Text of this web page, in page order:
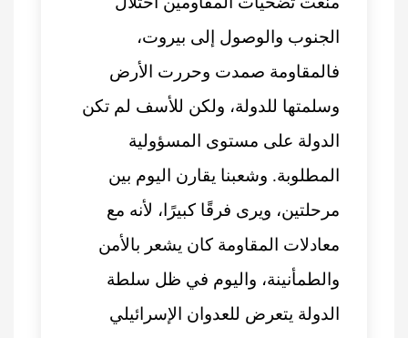
الجنوب والوصول إلى بيروت،
فالمقاومة صمدت وحررت الأرض
وسلمتها للدولة، ولكن للأسف لم تكن
الدولة على مستوى المسؤولية
المطلوبة. وشعبنا يقارن اليوم بين
مرحلتين، ويرى فرقًا كبيرًا، لأنه مع
معادلات المقاومة كان يشعر بالأمن
والطمأنينة، واليوم في ظل سلطة
الدولة يتعرض للعدوان الإسرائيلي